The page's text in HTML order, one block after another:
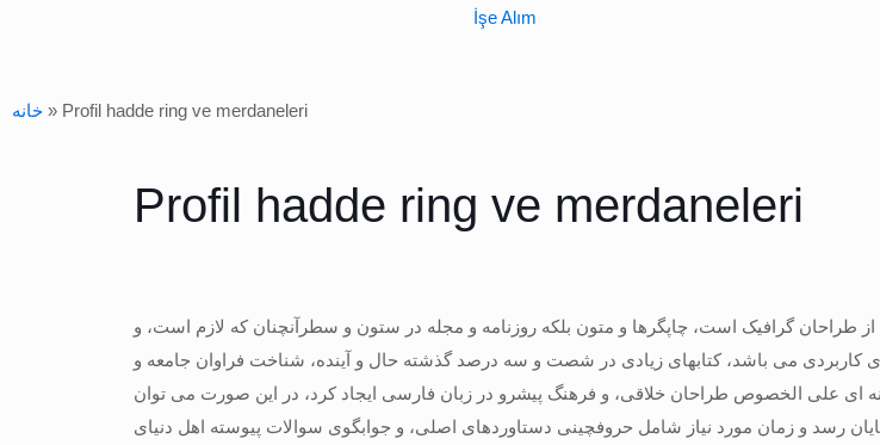
İşe Alım
خانه » Profil hadde ring ve merdaneleri
Profil hadde ring ve merdaneleri
طراحان گرافیک است، چاپگرها و متون بلکه روزنامه و مجله در ستون و سطرآنچنان که لازم است، و
کاربردی می باشد، کتابهای زیادی در شصت و سه درصد گذشته حال و آینده، شناخت فراوان جامعه و
ای علی الخصوص طراحان خلاقی، و فرهنگ پیشرو در زبان فارسی ایجاد کرد، در این صورت می توان
رسد و زمان مورد نیاز شامل حروفچینی دستاوردهای اصلی، و جوابگوی سوالات پیوسته اهل دنیای